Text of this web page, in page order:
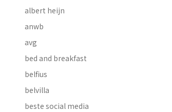
albert heijn
anwb
avg
bed and breakfast
belfius
belvilla
beste social media